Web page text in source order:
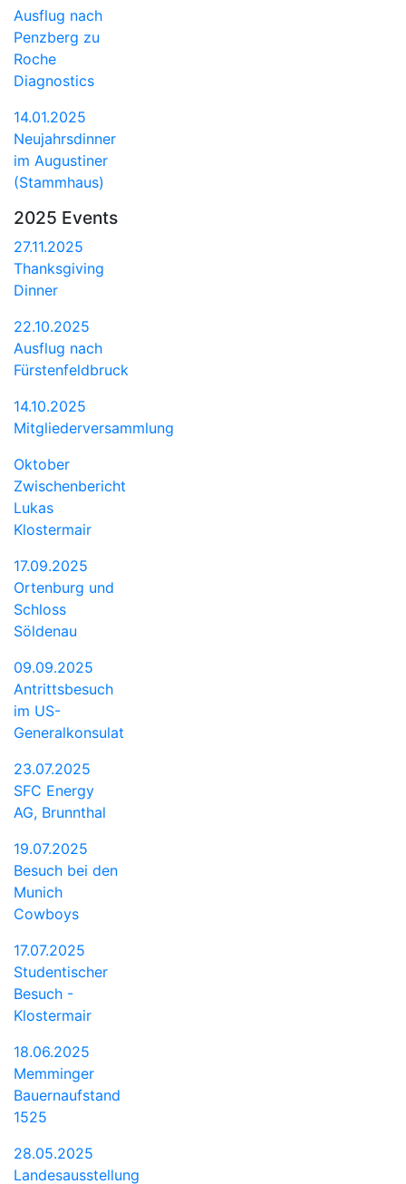
Ausflug nach
Penzberg zu
Roche
Diagnostics
14.01.2025
Neujahrsdinner
im Augustiner
(Stammhaus)
2025 Events
27.11.2025
Thanksgiving
Dinner
22.10.2025
Ausflug nach
Fürstenfeldbruck
14.10.2025
Mitgliederversammlung
Oktober
Zwischenbericht
Lukas
Klostermair
17.09.2025
Ortenburg und
Schloss
Söldenau
09.09.2025
Antrittsbesuch
im US-
Generalkonsulat
23.07.2025
SFC Energy
AG, Brunnthal
19.07.2025
Besuch bei den
Munich
Cowboys
17.07.2025
Studentischer
Besuch -
Klostermair
18.06.2025
Memminger
Bauernaufstand
1525
28.05.2025
Landesausstellung